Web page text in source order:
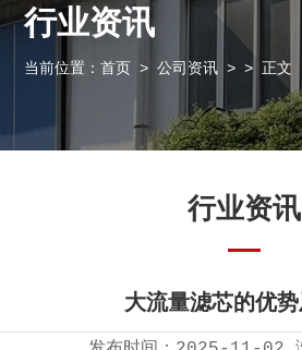
行业资讯
当前位置：首页 >公司资讯 >> 正文
行业资讯
大流量滤芯的优